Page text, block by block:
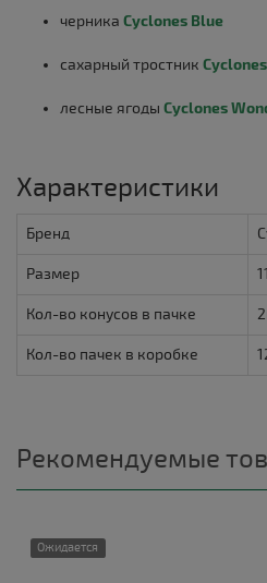
черника Cyclones Blue
сахарный тростник
лесные ягоды Cyclones
Характеристики
Бренд
Размер
Кол-во конусов в пачке
Кол-во пачек в коробке
Рекомендуемые
Ожидается